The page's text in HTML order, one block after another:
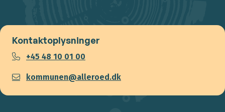
Kontaktoplysninger
+45 48 10 01 00
kommunen@alleroed.dk